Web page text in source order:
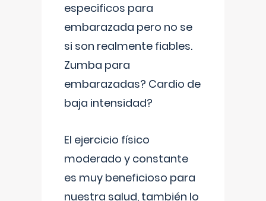
especificos para
embarazada pero no se
si son realmente fiables.
Zumba para
embarazadas? Cardio de
baja intensidad?
El ejercicio físico
moderado y constante
es muy beneficioso para
nuestra salud, también lo